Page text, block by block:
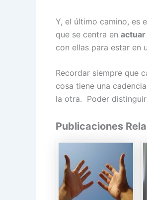
Y, el último camino, es
que se centra en
con ellas para estar en
Recordar siempre que
cosa tiene una
la otra. Poder
Publicaciones